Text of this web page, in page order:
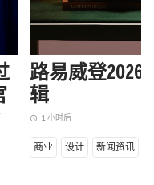
路易威登2026
辑
access_time 1 小时后
商业 设计 新闻资讯